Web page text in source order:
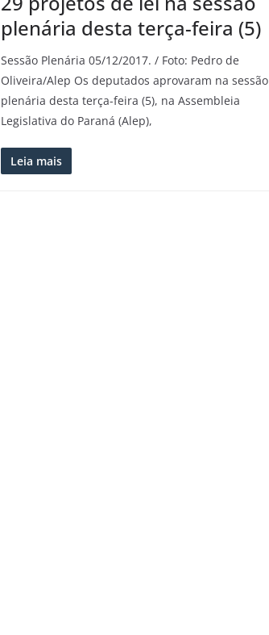
plenária desta terça-feira (5)
Sessão Plenária 05/12/2017. / Foto: Pedro de
Oliveira/Alep Os deputados aprovaram na sessão
plenária desta terça-feira (5), na Assembleia
Legislativa do Paraná (Alep),
Leia mais